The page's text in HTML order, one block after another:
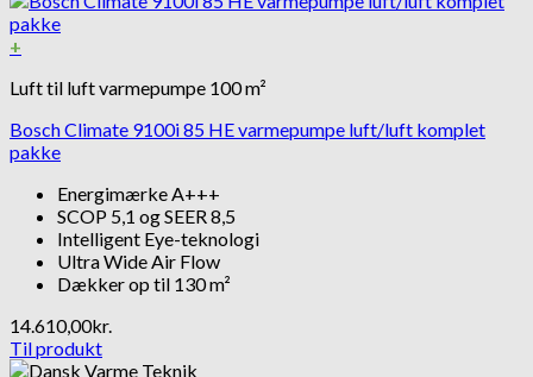
+
Luft til luft varmepumpe 100 m²
Bosch Climate 9100i 85 HE varmepumpe luft/luft komplet
pakke
Energimærke A+++
SCOP 5,1 og SEER 8,5
Intelligent Eye-teknologi
Ultra Wide Air Flow
Dækker op til 130 m²
14.610,00kr.
Til produkt